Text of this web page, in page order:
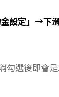
設定」→下
選後即會